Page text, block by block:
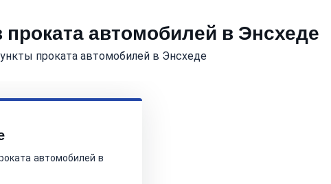
проката автомобилей в Энсхеде
проката автомобилей в Энсхеде
автомобилей в